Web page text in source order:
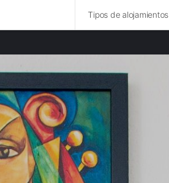
Tipos de alojamientos